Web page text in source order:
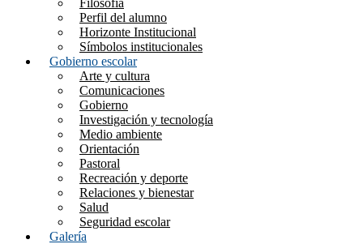
Filosofía
Perfil del alumno
Horizonte Institucional
Símbolos institucionales
Gobierno escolar
Arte y cultura
Comunicaciones
Gobierno
Investigación y tecnología
Medio ambiente
Orientación
Pastoral
Recreación y deporte
Relaciones y bienestar
Salud
Seguridad escolar
Galería